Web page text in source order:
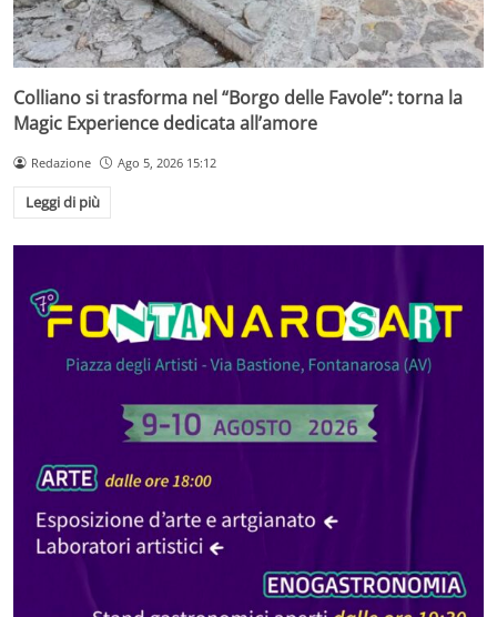
Colliano si trasforma nel “Borgo delle Favole”: torna la
Magic Experience dedicata all’amore
Redazione Ago 5, 2026 15:12
Leggi di più